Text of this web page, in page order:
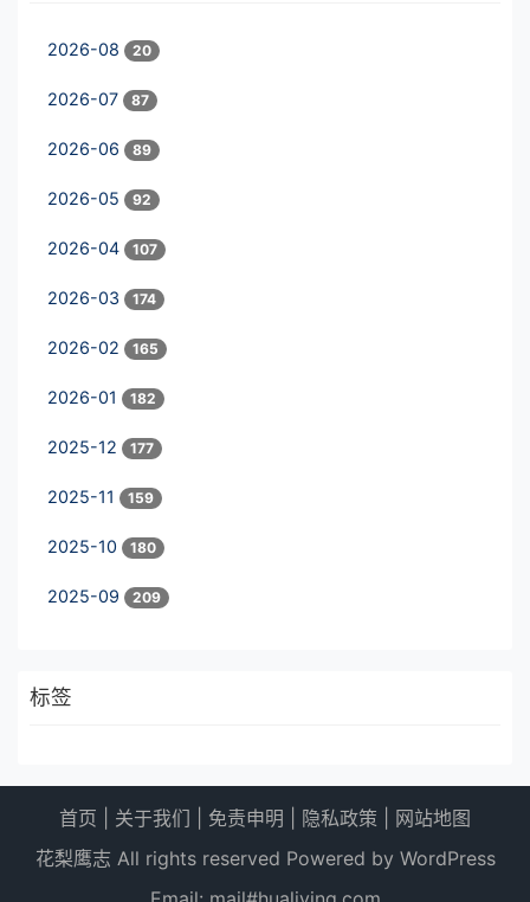
2026-08 20
2026-07 87
2026-06 89
2026-05 92
2026-04 107
2026-03 174
2026-02 165
2026-01 182
2025-12 177
2025-11 159
2025-10 180
2025-09 209
标签
首页 关于我们 免责申明 隐私政策
网站地图
花梨鹰志 All rights reserved Powered by WordPress